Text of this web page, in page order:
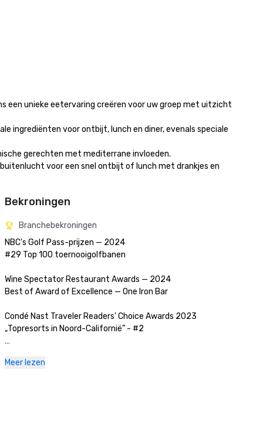
een unieke eetervaring creëren voor uw groep met uitzicht
ingrediënten voor ontbijt, lunch en diner, evenals speciale
gerechten met mediterrane invloeden.
voor een snel ontbijt of lunch met drankjes en
Bekroningen
Branchebekroningen
NBC's Golf Pass-prijzen — 2024
#29 Top 100 toernooigolfbanen
Wine Spectator Restaurant Awards — 2024
Best of Award of Excellence — One Iron Bar
Condé Nast Traveler Readers' Choice Awards 2023
„Topresorts in Noord-Californië” - #2
#57 Top 200 resortcursussen in de Verenigde Staten
Meer lezen